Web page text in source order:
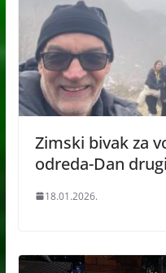
Zimski bivak za
odreda-Dan
18.01.2026.